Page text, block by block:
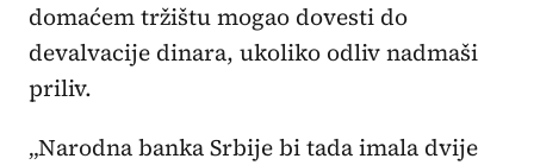
domaćem tržištu mogao dovesti do
devalvacije dinara, ukoliko odliv nadmaši
priliv.
„Narodna banka Srbije bi tada imala dvije